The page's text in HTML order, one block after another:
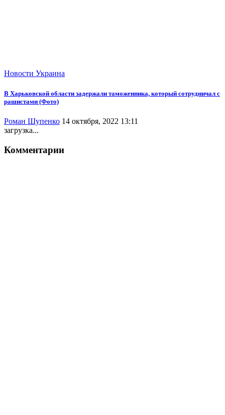
Новости Украина
В Харьковской области задержали таможенника, который сотрудничал с
рашистами (Фото)
Роман Шупенко 14 октября, 2022 13:11
загрузка...
Комментарии